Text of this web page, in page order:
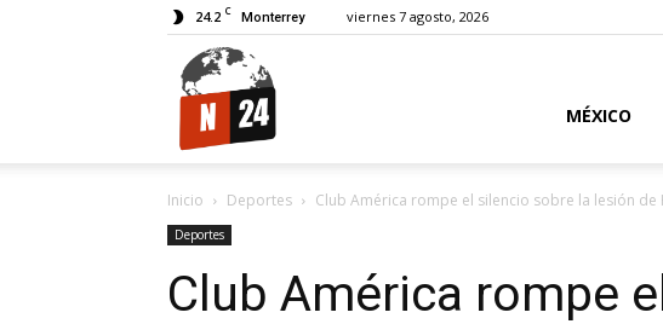
24.2 C Monterrey viernes 7 agosto, 2026
MÉXICO
Inicio Deportes Club América rompe el silencio sobre la lesión de
Deportes
Club América rompe